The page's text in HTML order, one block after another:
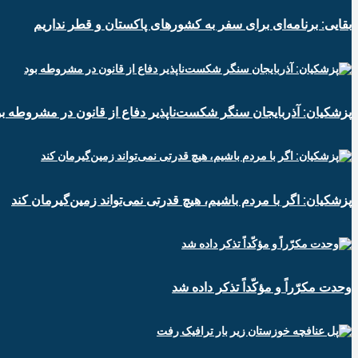
بقایی: برنامه‌ای برای سفر به کشورهای پاکستان و قطر نداریم
پزشکیان: آذربایجان سنگر شکست‌ناپذیر دفاع از قانون در مشروطه
پزشکیان: اگر با مردم باشیم، هیچ قدرتی نمی‌تواند زمین‌گیرمان کند
وحدت مکرّراً و مؤکّداً تذکر داده شد